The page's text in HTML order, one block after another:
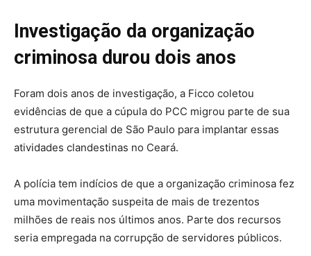
Investigação da organização
criminosa durou dois anos
Foram dois anos de investigação, a Ficco coletou
evidências de que a cúpula do PCC migrou parte de sua
estrutura gerencial de São Paulo para implantar essas
atividades clandestinas no Ceará.
A polícia tem indícios de que a organização criminosa fez
uma movimentação suspeita de mais de trezentos
milhões de reais nos últimos anos. Parte dos recursos
seria empregada na corrupção de servidores públicos.